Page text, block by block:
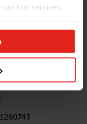
hun services.